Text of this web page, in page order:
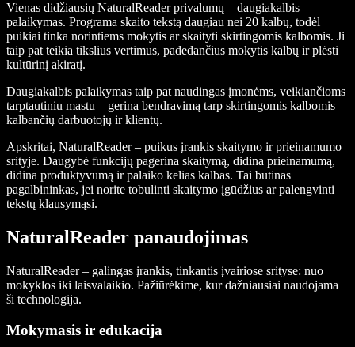
Vienas didžiausių NaturalReader privalumų – daugiakalbis
palaikymas. Programa skaito tekstą daugiau nei 20 kalbų, todėl
puikiai tinka norintiems mokytis ar skaityti skirtingomis kalbomis. Ji
taip pat teikia tikslius vertimus, padedančius mokytis kalbų ir plėsti
kultūrinį akiratį.
Daugiakalbis palaikymas taip pat naudingas įmonėms, veikiančioms
tarptautiniu mastu – gerina bendravimą tarp skirtingomis kalbomis
kalbančių darbuotojų ir klientų.
Apskritai, NaturalReader – puikus įrankis skaitymo ir prieinamumo
srityje. Daugybė funkcijų pagerina skaitymą, didina prieinamumą,
didina produktyvumą ir palaiko kelias kalbas. Tai būtinas
pagalbininkas, jei norite tobulinti skaitymo įgūdžius ar palengvinti
tekstų klausymąsi.
NaturalReader panaudojimas
NaturalReader – galingas įrankis, tinkantis įvairiose srityse: nuo
mokyklos iki laisvalaikio. Pažiūrėkime, kur dažniausiai naudojama
ši technologija.
Mokymasis ir edukacija